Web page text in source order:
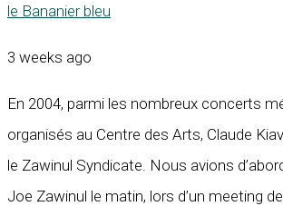
le Bananier bleu
3 weeks ago
En 2004, parmi les nombreux concerts
organisés au Centre des Arts, Claude
le Zawinul Syndicate. Nous avions
Joe Zawinul le matin, lors d’un meeting